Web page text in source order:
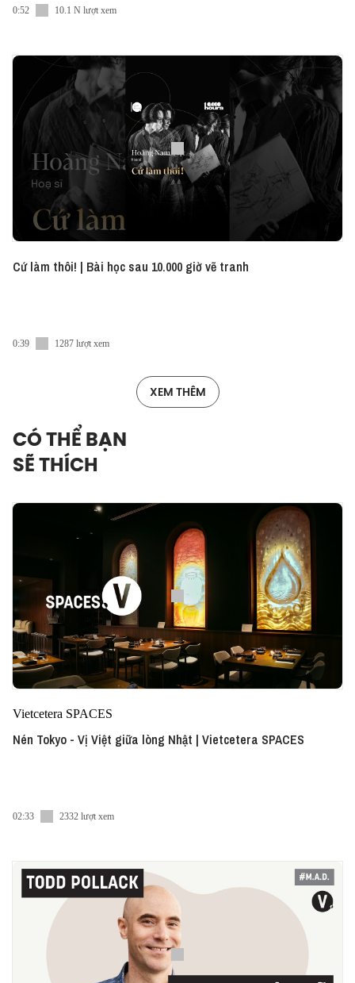
0:52 10.1 N lượt xem
Cứ làm thôi! | Bài học sau 10.000 giờ vẽ tranh
0:39 1287 lượt xem
XEM THÊM
CÓ THỂ BẠN
SẼ THÍCH
Vietcetera SPACES
Nén Tokyo - Vị Việt giữa lòng Nhật | Vietcetera SPACES
02:33 2332 lượt xem